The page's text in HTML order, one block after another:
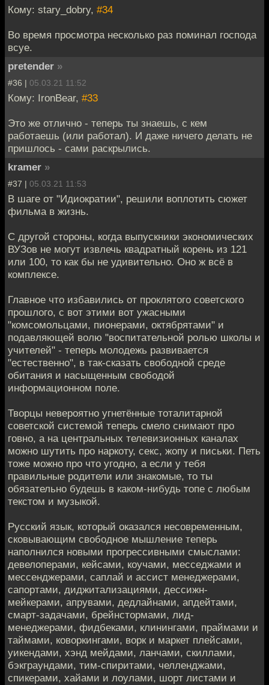
Кому: stary_dobry, #34
Во время просмотра несколько раз поминал господа
всуе.
pretender »
#36 | 05.03.21 11:52
Кому: IronBear, #33
Это же отлично - теперь ты знаешь, с кем
работаешь (или работал). И даже ничего делать не
пришлось - сами раскрылись.
kramer »
#37 | 05.03.21 11:53
В шаге от "Идиократии", решили воплотить сюжет
фильма в жизнь.
С другой стороны, когда выпускники экономических
ВУЗов не могут извлечь квадратный корень из 121
или 100, то как бы не удивительно. Оно ж всё в
комплексе.
Главное что избавились от проклятого советского
прошлого, с вот этими вот ужасными
"комсомольцами, пионерами, октябрятами" и
подавляющей волю "воспитательной ролью школы и
учителей" - теперь молодежь развивается
"естественно", в так-сказать свободной среде
обитания и насыщенным свободой
информационном поле.
Творцы невероятно угнетённые тоталитарной
советской системой теперь смело снимают про
говно, а на центральных телевизионных каналах
можно шутить про наркоту, секс, жопу и письки. Петь
тоже можно про что угодно, а если у тебя
правильные родители или знакомые, то ты
обязательно будешь в каком-нибудь топе с любым
текстом и музыкой.
Русский язык, который оказался несовременным,
сковывающим свободное мышление теперь
наполнился новыми прогрессивными смыслами:
девелоперами, кейсами, коучами, месседжами и
мессенджерами, саплай и ассист менеджерами,
сапортами, диджитализациями, дессижн-
мейкерами, апрувами, дедлайнами, апдейтами,
смарт-задачами, брейнстормами, лид-
менеджерами, фидбеками, клинингами, праймами и
таймами, коворкингами, ворк и маркет плейсами,
уикендами, хэнд мейдами, ланчами, скиллами,
бэкграундами, тим-спиритами, челленджами,
спикерами, хайами и лоулами, шорт листами и